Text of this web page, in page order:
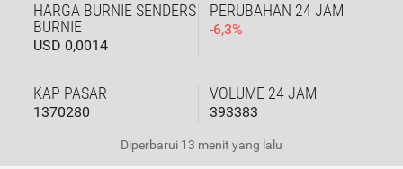
HARGA BURNIE SENDERS
BURNIE
USD 0,0014
PERUBAHAN 24 JAM
-6,3%
KAP PASAR
1370280
VOLUME 24 JAM
393383
Diperbarui 13 menit yang lalu